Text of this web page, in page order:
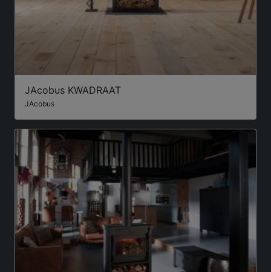
JAcobus KWADRAAT
JAcobus